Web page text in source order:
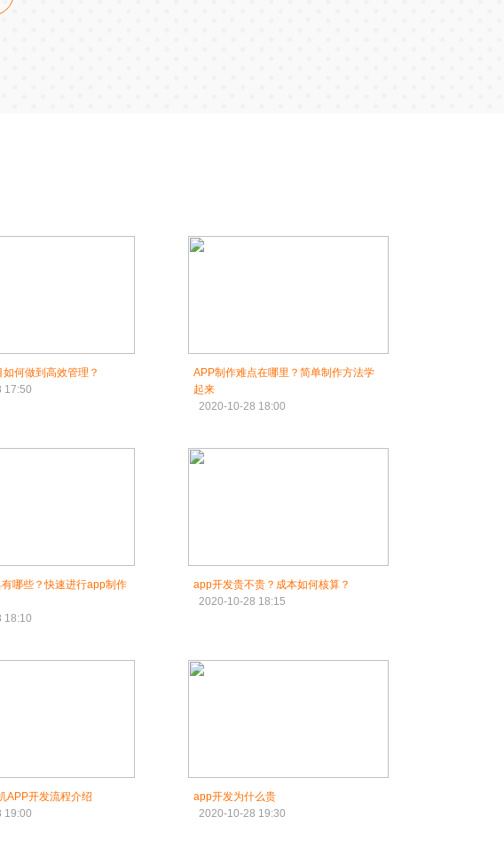
何做到高效管理？
17:50
APP制作难点在哪里？简单制作方法学
起来
2020-10-28 18:00
哪些？快速进行app制作
18:10
app开发贵不贵？成本如何核算？
2020-10-28 18:15
APP开发流程介绍
19:00
app开发为什么贵
2020-10-28 19:30